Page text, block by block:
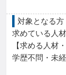
対象となる方
求めている人材
【求める人材
学歴不問・未